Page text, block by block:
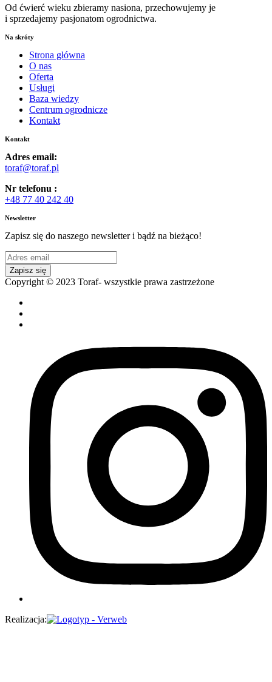
Od ćwierć wieku zbieramy nasiona, przechowujemy je
i sprzedajemy pasjonatom ogrodnictwa.
Na skróty
Strona główna
O nas
Oferta
Usługi
Baza wiedzy
Centrum ogrodnicze
Kontakt
Kontakt
Adres email:
toraf@toraf.pl
Nr telefonu :
+48 77 40 242 40
Newsletter
Zapisz się do naszego newsletter i bądź na bieżąco!
Zapisz się
Copyright © 2023 Toraf- wszystkie prawa zastrzeżone
Realizacja: